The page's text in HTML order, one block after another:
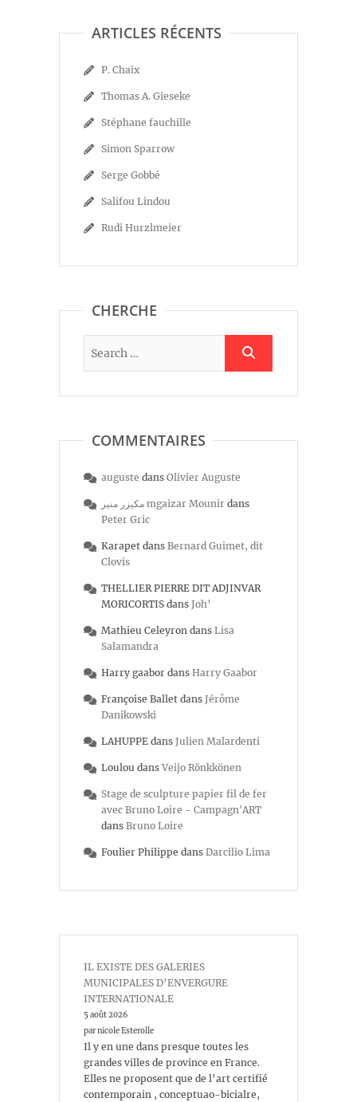
ARTICLES RÉCENTS
P. Chaix
Thomas A. Gieseke
Stéphane fauchille
Simon Sparrow
Serge Gobbé
Salifou Lindou
Rudi Hurzlmeier
CHERCHE
COMMENTAIRES
auguste dans Olivier Auguste
مكيزر منير mgaizar Mounir dans
Peter Gric
Karapet dans Bernard Guimet, dit
Clovis
THELLIER PIERRE DIT ADJINVAR
MORICORTIS dans Joh’
Mathieu Celeyron dans Lisa
Salamandra
Harry gaabor dans Harry Gaabor
Françoise Ballet dans Jérôme
Danikowski
LAHUPPE dans Julien Malardenti
Loulou dans Veijo Rönkkönen
Stage de sculpture papier fil de fer
avec Bruno Loire - Campagn'ART
dans Bruno Loire
Foulier Philippe dans Darcilio Lima
IL EXISTE DES GALERIES
MUNICIPALES D’ENVERGURE
INTERNATIONALE
5 août 2026
par nicole Esterolle
Il y en une dans presque toutes les
grandes villes de province en France.
Elles ne proposent que de l’art certifié
contemporain , conceptuao-bicialre,